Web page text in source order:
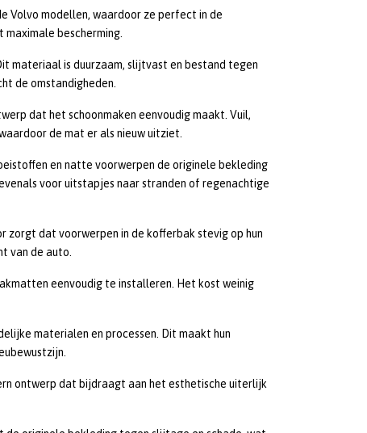
Volvo modellen, waardoor ze perfect in de
bescherming.
materiaal is duurzaam, slijtvast en bestand tegen
de omstandigheden.
dat het schoonmaken eenvoudig maakt. Vuil,
de mat er als nieuw uitziet.
en natte voorwerpen de originele bekleding
voor uitstapjes naar stranden of regenachtige
dat voorwerpen in de kofferbak stevig op hun
van de auto.
eenvoudig te installeren. Het kost weinig
materialen en processen. Dit maakt hun
ontwerp dat bijdraagt aan het esthetische uiterlijk